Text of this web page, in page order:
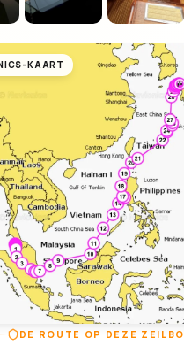
KAART
DE ROUTE OP DEZE